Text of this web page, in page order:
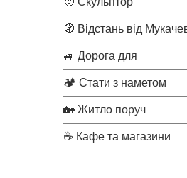
🧭 Відстань від
🚙 Дорога для
🏕 Стати з наметом
🏡 Житло поруч
☕ Кафе та магазини